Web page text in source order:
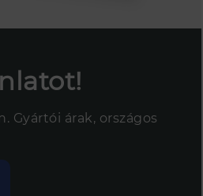
Gyártói árak, országos